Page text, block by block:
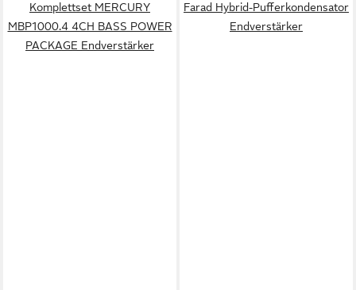
Komplettset MERCURY
MBP1000.4 4CH BASS POWER
PACKAGE Endverstärker
Farad Hybrid-Pufferkondensator
Endverstärker